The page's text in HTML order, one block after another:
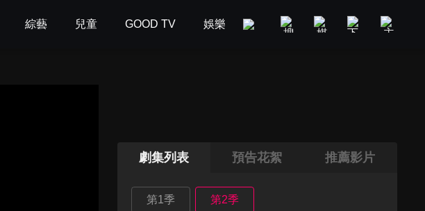
綜藝 兒童 GOOD TV 娛樂 美食旅遊 新聞政論
劇集列表 預告花絮 推薦影片
第1季 第2季